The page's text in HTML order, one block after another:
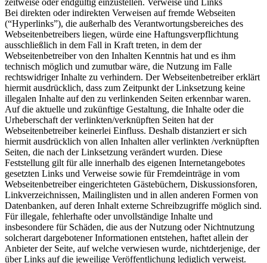
Bei direkten oder indirekten Verweisen auf fremde Webseiten
(“Hyperlinks”), die außerhalb des Verantwortungsbereiches des
Webseitenbetreibers liegen, würde eine Haftungsverpflichtung
ausschließlich in dem Fall in Kraft treten, in dem der
Webseitenbetreiber von den Inhalten Kenntnis hat und es ihm
technisch möglich und zumutbar wäre, die Nutzung im Falle
rechtswidriger Inhalte zu verhindern. Der Webseitenbetreiber erklärt
hiermit ausdrücklich, dass zum Zeitpunkt der Linksetzung keine
illegalen Inhalte auf den zu verlinkenden Seiten erkennbar waren.
Auf die aktuelle und zukünftige Gestaltung, die Inhalte oder die
Urheberschaft der verlinkten/verknüpften Seiten hat der
Webseitenbetreiber keinerlei Einfluss. Deshalb distanziert er sich
hiermit ausdrücklich von allen Inhalten aller verlinkten /verknüpften
Seiten, die nach der Linksetzung verändert wurden. Diese
Feststellung gilt für alle innerhalb des eigenen Internetangebotes
gesetzten Links und Verweise sowie für Fremdeinträge in vom
Webseitenbetreiber eingerichteten Gästebüchern, Diskussionsforen,
Linkverzeichnissen, Mailinglisten und in allen anderen Formen von
Datenbanken, auf deren Inhalt externe Schreibzugriffe möglich sind.
Für illegale, fehlerhafte oder unvollständige Inhalte und
insbesondere für Schäden, die aus der Nutzung oder Nichtnutzung
solcherart dargebotener Informationen entstehen, haftet allein der
Anbieter der Seite, auf welche verwiesen wurde, nichtderjenige, der
über Links auf die jeweilige Veröffentlichung lediglich verweist.